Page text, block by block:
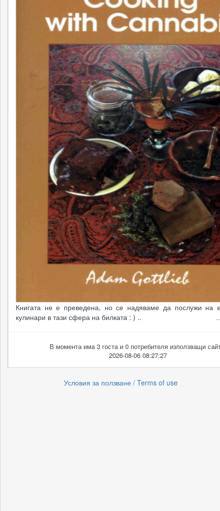
Книгата не е преведена, но се надяваме да послужи на
кулинари в тази сфера на билката : ) ..
В момента има 3 госта и 0 потребителя използващи
2026-08-06 08:27:27
Условия за ползване / Terms of use